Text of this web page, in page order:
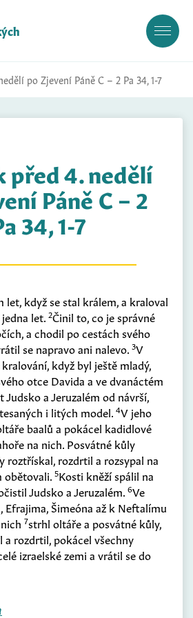
po Zjevení Páně C – 2 Pa 34, 1-7
před 4. nedělí
Páně C – 2
34, 1-7
let, když se stal králem, a kraloval
let. 2Činil to, co je správné
a chodil po cestách svého
se napravo ani nalevo. 3V
když byl ještě mladý,
otce Davida a ve dvanáctém
Judsko a Jeruzalém od návrší,
i litých model. 4V jeho
baalů a pokácel kadidlové
na nich. Posvátné kůly
roztřískal, rozdrtil a rozsypal na
obětovali. 5Kosti kněží spálil na
Judsko a Jeruzalém. 6Ve
Efrajima, Šimeóna až k Neftalímu
7strhl oltáře a posvátné kůly,
a rozdrtil, pokácel všechny
izraelské zemi a vrátil se do